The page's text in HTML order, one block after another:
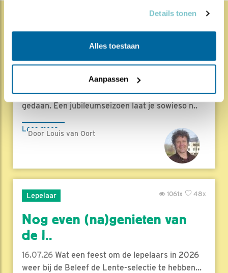
Details tonen
Alles toestaan
Aanpassen
Natuur en Vogels 68x
1859x
Herleef de Lente: de vele
17.07.26Beleef de Lente zit erop; seizoen 20 is
gedaan. Een jubileumseizoen laat je sowieso n..
Lees meer
Door Louis van Oort
Lepelaar 48x
1061x
Nog even (na)genieten van
de l..
16.07.26 Wat een feest om de lepelaars in 2026
weer bij de Beleef de Lente-selectie te hebben...